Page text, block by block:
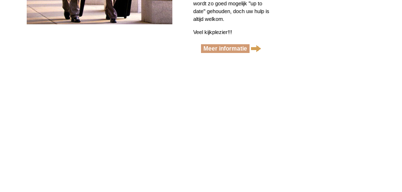
wordt zo goed mogelijk ''up to
date'' gehouden, doch uw hulp is
altijd welkom.
Veel kijkplezier!!!
Meer informatie